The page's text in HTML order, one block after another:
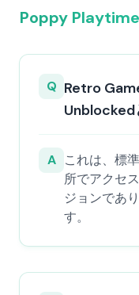
Poppy
Q Retro
Unblocked
A これは、標
所でアクセ
ジョンであ
す。